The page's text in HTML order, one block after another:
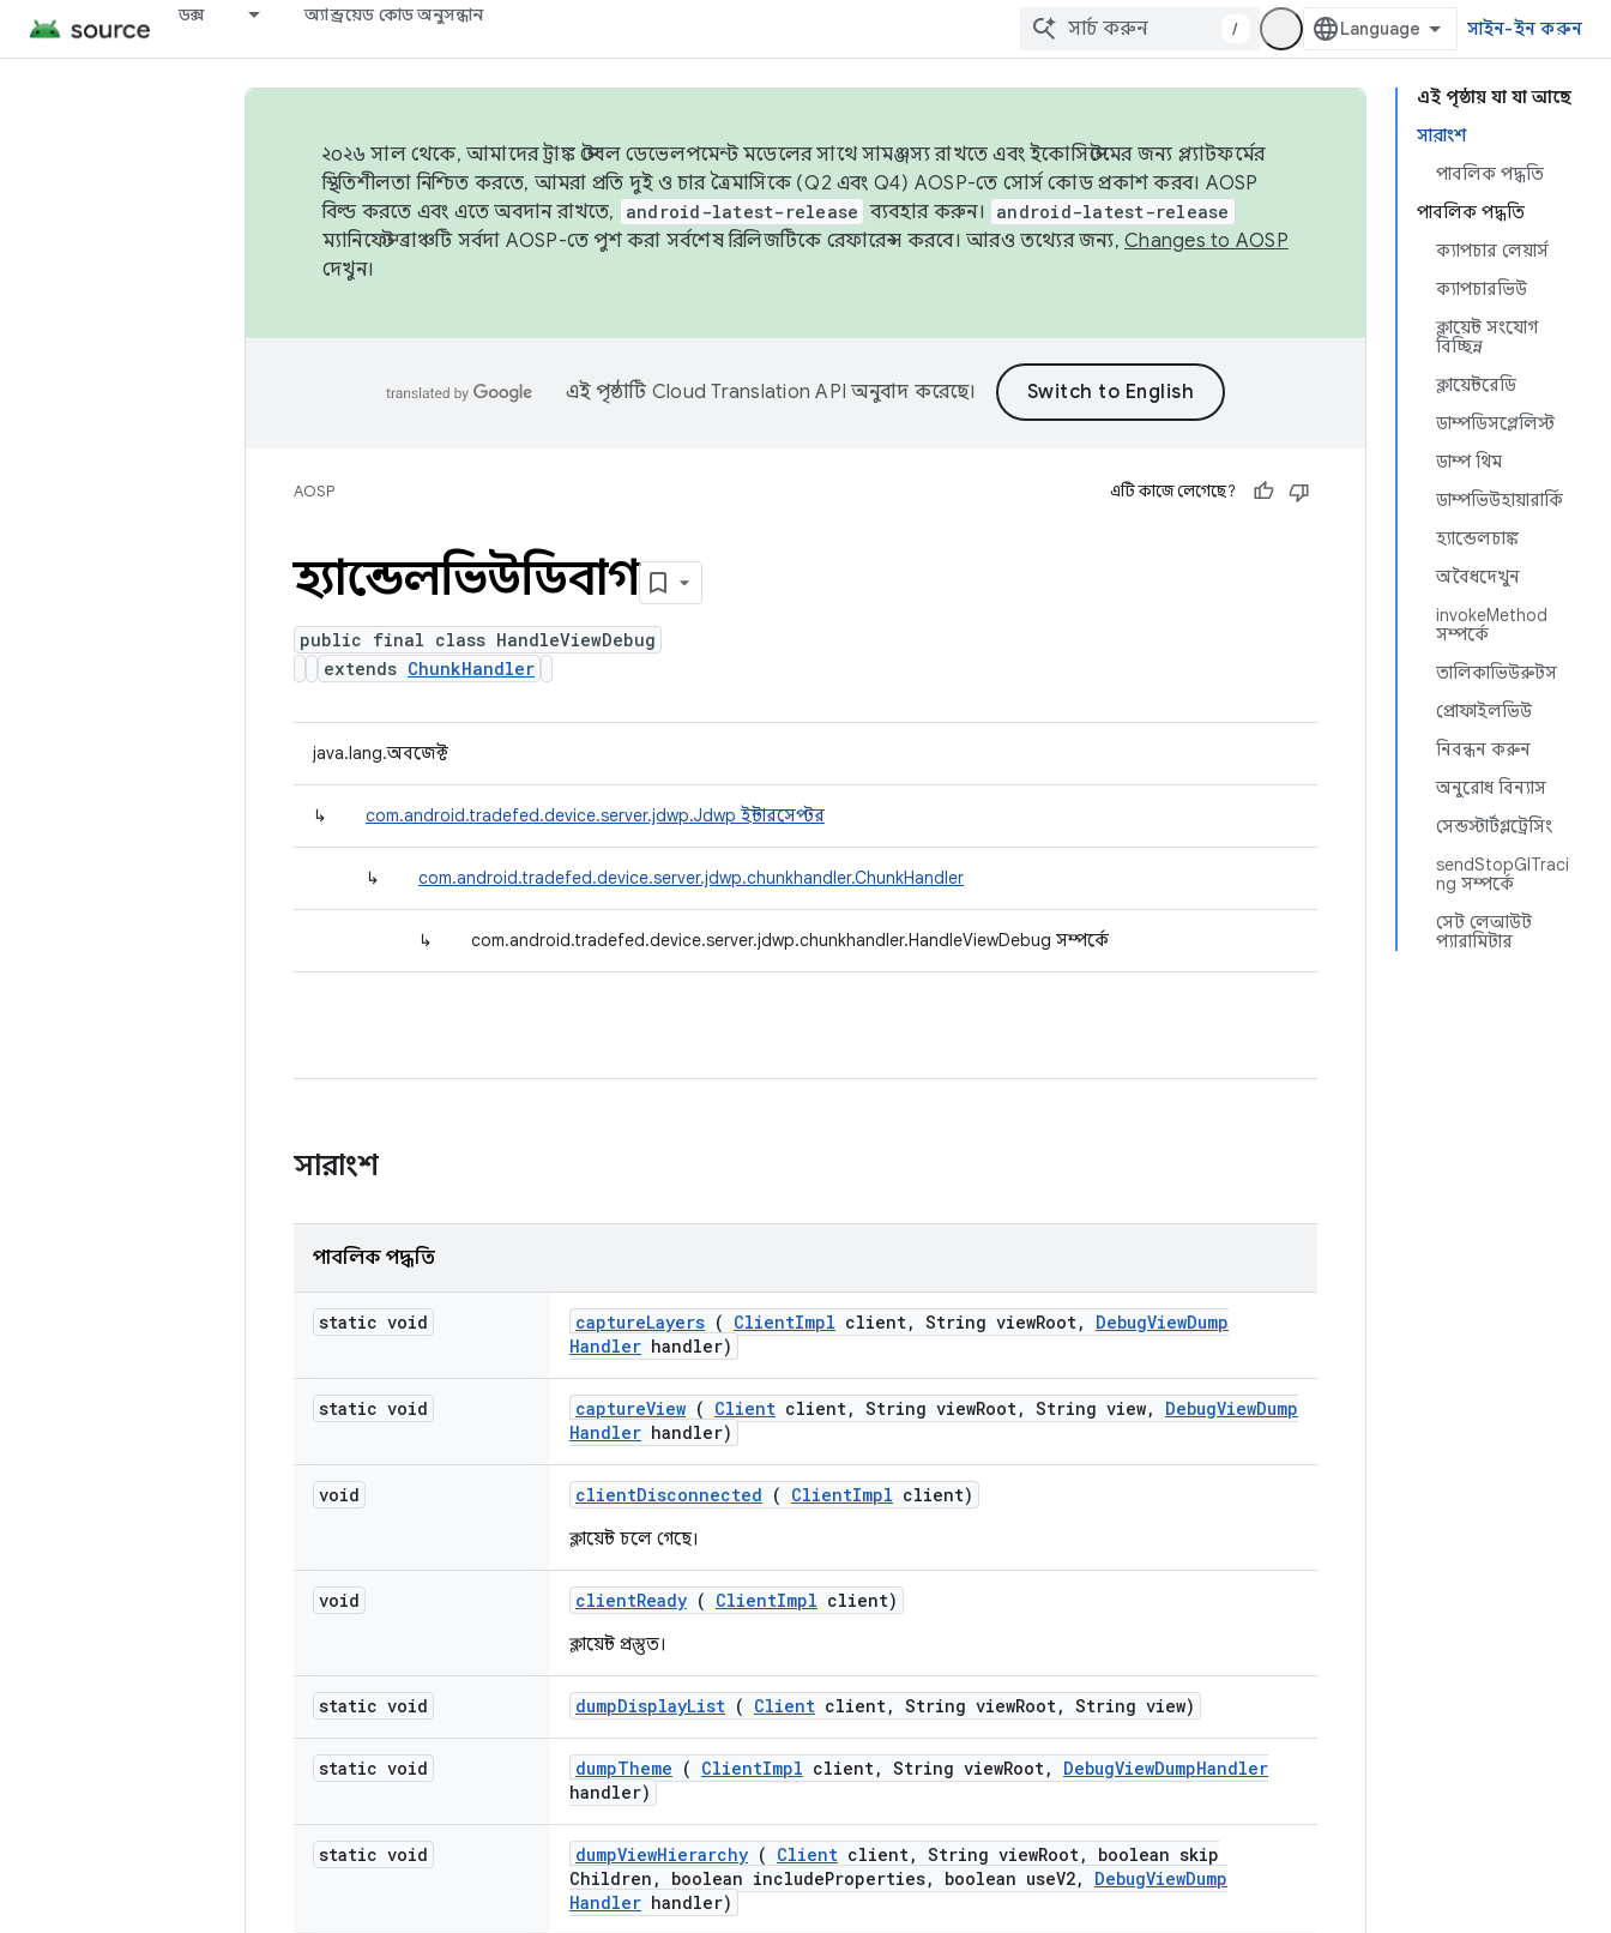
ডক্স অ্যান্ড্রয়েড কোড অনুসন্ধান
/ সাইন-ইন করুন
এই পৃষ্ঠায় যা যা আছে
সারাংশ
পাবলিক পদ্ধতি
পাবলিক পদ্ধতি
ক্যাপচার লেয়ার্স
ক্যাপচারভিউ
ক্লায়েন্ট সংযোগ
বিচ্ছিন্ন
ক্লায়েন্টরেডি
ডাম্পডিসপ্লেলিস্ট
ডাম্প থিম
ডাম্পভিউহায়ারার্কি
হ্যান্ডেলচাঙ্ক
অবৈধদেখুন
invokeMethod
সম্পর্কে
তালিকাভিউরুটস
প্রোফাইলভিউ
নিবন্ধন করুন
অনুরোধ বিন্যাস
সেন্ডস্টার্টগ্লট্রেসিং
sendStopGlTraci
ng সম্পর্কে
সেট লেআউট
প্যারামিটার
২০২৬ সাল থেকে, আমাদের ট্রাঙ্ক স্টেবল ডেভেলপমেন্ট মডেলের সাথে সামঞ্জস্য রাখতে এবং ইকোসিস্টেমের জন্য প্ল্যাটফর্মের
স্থিতিশীলতা নিশ্চিত করতে, আমরা প্রতি দুই ও চার ত্রৈমাসিকে (Q2 এবং Q4) AOSP-তে সোর্স কোড প্রকাশ করব। AOSP
বিল্ড করতে এবং এতে অবদান রাখতে,
android-latest-release ব্যবহার করুন। android-latest-release
ম্যানিফেস্ট ব্রাঞ্চটি সর্বদা AOSP-তে পুশ করা সর্বশেষ রিলিজটিকে রেফারেন্স করবে। আরও তথ্যের জন্য, Changes to AOSP
দেখুন।
এই পৃষ্ঠাটি Cloud Translation API অনুবাদ করেছে।
AOSP এটি কাজে লেগেছে?
হ্যান্ডেলভিউডিবাগ
public final class HandleViewDebug
extends ChunkHandler
java.lang.অবজেক্ট
↳ com.android.tradefed.device.server.jdwp.Jdwp ইন্টারসেপ্টর
↳ com.android.tradefed.device.server.jdwp.chunkhandler.ChunkHandler
↳ com.android.tradefed.device.server.jdwp.chunkhandler.HandleViewDebug সম্পর্কে
সারাংশ
পাবলিক পদ্ধতি
static void captureLayers ( ClientImpl client, String viewRoot, DebugViewDump
Handler handler)
static void captureView ( Client client, String viewRoot, String view, DebugViewDump
Handler handler)
void clientDisconnected ( ClientImpl client)
ক্লায়েন্ট চলে গেছে।
void clientReady ( ClientImpl client)
ক্লায়েন্ট প্রস্তুত।
static void dumpDisplayList ( Client client, String viewRoot, String view)
static void dumpTheme ( ClientImpl client, String viewRoot, DebugViewDumpHandler
handler)
static void dumpViewHierarchy ( Client client, String viewRoot,
boolean skip
Children , boolean includeProperties, boolean useV2, DebugViewDump
Handler handler)